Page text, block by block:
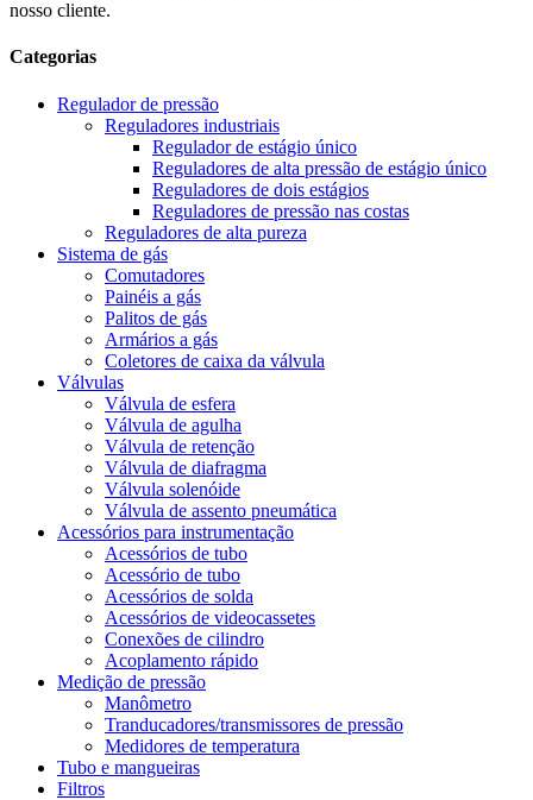
nosso cliente.
Categorias
Regulador de pressão
Reguladores industriais
Regulador de estágio único
Reguladores de alta pressão de estágio único
Reguladores de dois estágios
Reguladores de pressão nas costas
Reguladores de alta pureza
Sistema de gás
Comutadores
Painéis a gás
Palitos de gás
Armários a gás
Coletores de caixa da válvula
Válvulas
Válvula de esfera
Válvula de agulha
Válvula de retenção
Válvula de diafragma
Válvula solenóide
Válvula de assento pneumática
Acessórios para instrumentação
Acessórios de tubo
Acessório de tubo
Acessórios de solda
Acessórios de videocassetes
Conexões de cilindro
Acoplamento rápido
Medição de pressão
Manômetro
Tranducadores/transmissores de pressão
Medidores de temperatura
Tubo e mangueiras
Filtros